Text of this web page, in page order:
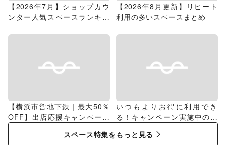
【2026年7月】ショップカウ
ンター人気スペースランキン
【2026年8月更新】リピート
利用の多いスペースまとめ
【横浜市営地下鉄｜最大50％
OFF】出店応援キャンペーン
特集
いつもよりお得に利用でき
る！キャンペーン実施中のス
スペース特集をもっと見る